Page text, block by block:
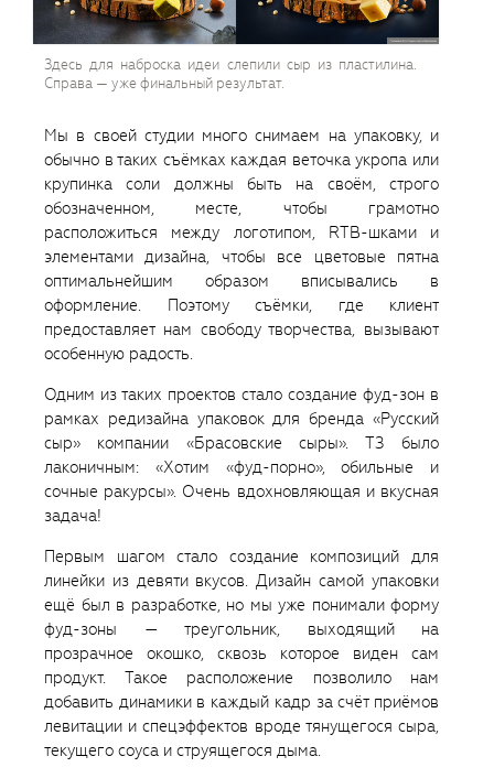
Здесь для наброска идеи слепили сыр из пластилина.
Справа — уже финальный результат.
Мы в своей студии много снимаем на упаковку, и
обычно в таких съëмках каждая веточка укропа или
крупинка соли должны быть на своëм, строго
обозначенном, месте, чтобы грамотно
расположиться между логотипом, RTB-шками и
элементами дизайна, чтобы все цветовые пятна
оптимальнейшим образом вписывались в
оформление. Поэтому съёмки, где клиент
предоставляет нам свободу творчества, вызывают
особенную радость.
Одним из таких проектов стало создание фуд-зон в
рамках редизайна упаковок для бренда «Русский
сыр» компании «Брасовские сыры». ТЗ было
лаконичным: «Хотим «фуд-порно», обильные и
сочные ракурсы». Очень вдохновляющая и вкусная
задача!
Первым шагом стало создание композиций для
линейки из девяти вкусов. Дизайн самой упаковки
ещё был в разработке, но мы уже понимали форму
фуд-зоны — треугольник, выходящий на
прозрачное окошко, сквозь которое виден сам
продукт. Такое расположение позволило нам
добавить динамики в каждый кадр за счёт приёмов
левитации и спецэффектов вроде тянущегося сыра,
текущего соуса и струящегося дыма.